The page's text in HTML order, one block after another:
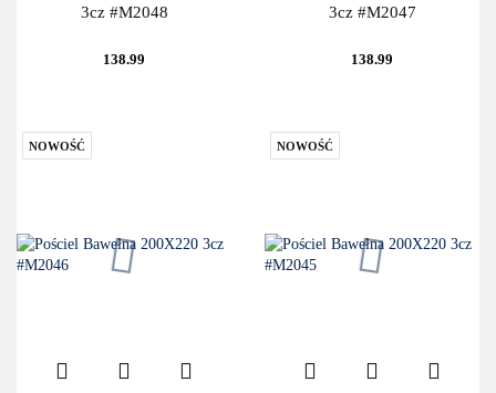
3cz #M2048
138.99
3cz #M2047
138.99
NOWOŚĆ NOWOŚĆ